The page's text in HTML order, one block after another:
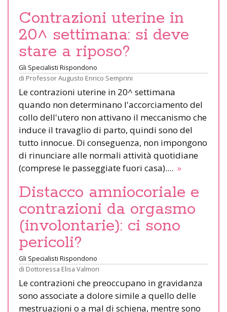
Contrazioni uterine in
20^ settimana: si deve
stare a riposo?
Gli Specialisti Rispondono
di Professor Augusto Enrico Semprini
Le contrazioni uterine in 20^ settimana
quando non determinano l'accorciamento del
collo dell'utero non attivano il meccanismo che
induce il travaglio di parto, quindi sono del
tutto innocue. Di conseguenza, non impongono
di rinunciare alle normali attività quotidiane
(comprese le passeggiate fuori casa).... »
Distacco amniocoriale e
contrazioni da orgasmo
(involontarie): ci sono
pericoli?
Gli Specialisti Rispondono
di Dottoressa Elisa Valmori
Le contrazioni che preoccupano in gravidanza
sono associate a dolore simile a quello delle
mestruazioni o a mal di schiena, mentre sono